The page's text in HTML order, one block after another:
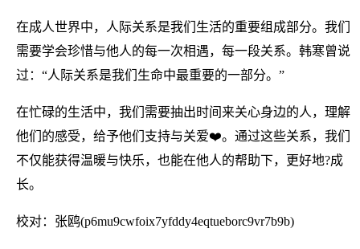
在成人世界中，人际关系是我们生活的重要组成部分。我们
需要学会珍惜与他人的每一次相遇，每一段关系。韩寒曾说
过：“人际关系是我们生命中最重要的一部分。”
在忙碌的生活中，我们需要抽出时间来关心身边的人，理解
他们的感受，给予他们支持与关爱❤️。通过这些关系，我们
不仅能获得温暖与快乐，也能在他人的帮助下，更好地?成
长。
校对：张鸥(p6mu9cwfoix7yfddy4eqtueborc9vr7b9b)